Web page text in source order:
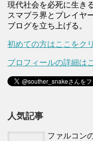
現代社会を必死に生き
スマブラ界とプレイヤ
ブログを立ち上げる。
初めての方はここをク
プロフィールの詳細は
人気記事
ファルコン